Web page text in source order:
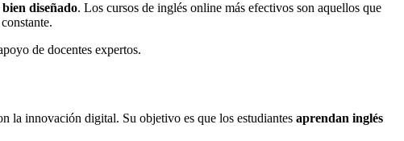
diseñado. Los cursos de inglés online más efectivos son aquellos que
de docentes expertos.
la innovación digital. Su objetivo es que los estudiantes aprendan inglés